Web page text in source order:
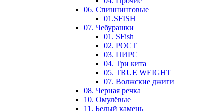
06. Спиннинговые
01.SFISH
07. Чебурашки
01. SFish
02. РОСТ
03. ПИРС
04. Три кита
05. TRUE WEIGHT
07. Волжские джиги
08. Черная речка
10. Омулёвые
11. Белый камень